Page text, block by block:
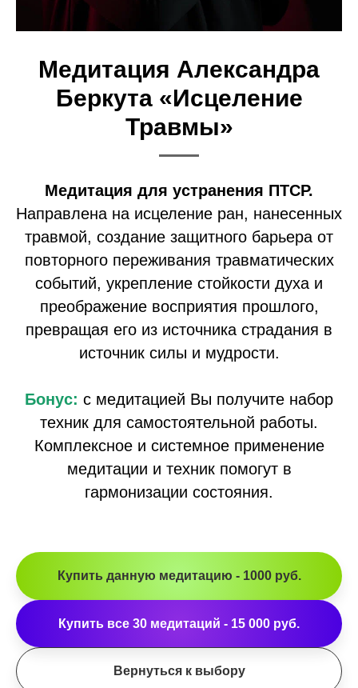
Медитация Александра
Беркута «Исцеление
Травмы»
Медитация для устранения ПТСР.
Направлена на исцеление ран, нанесенных
травмой, создание защитного барьера от
повторного переживания травматических
событий, укрепление стойкости духа и
преображение восприятия прошлого,
превращая его из источника страдания в
источник силы и мудрости.
Бонус: с медитацией Вы получите набор
техник для самостоятельной работы.
Комплексное и системное применение
медитации и техник помогут в
гармонизации состояния.
Купить данную медитацию - 1000 руб.
Купить все 30 медитаций - 15 000 руб.
Вернуться к выбору